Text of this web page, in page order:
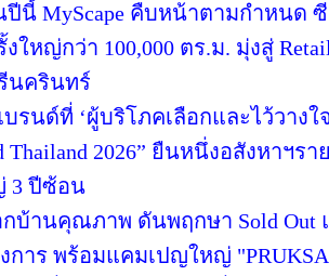
ปีนี้ MyScape คืบหน้าตามกำหนด
ใหญ่กว่า 100,000 ตร.ม. มุ่งสู่
นครินทร์
รนด์ที่ ‘ผู้บริโภคเลือกและไว้วางใ
Thailand 2026” ยืนหนึ่งอสังหาฯร
3 ปีซ้อน
กบ้านคุณภาพ ดันพฤกษา Sold Out
การ พร้อมแคมเปญใหญ่ "PRUKSA